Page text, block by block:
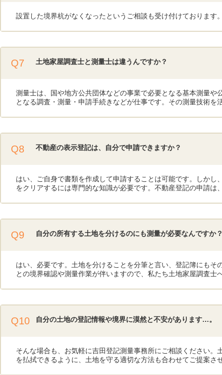
設置した境界杭がなくなったというご相談も受け付けておりま
Q7 土地家屋調査士と測量士は違うんですか？
測量士は、国や地方公共団体などの事業で必要となる基本測量
となる調査・測量・申請手続きなどが仕事です。その測量技術を
Q8 不動産の表示登記は、自分で申請できますか？
はい、ご自身で書類を作成して申請することは可能です。しか
をクリアするには専門的な知識が必要です。不動産登記の申請は
Q9 自分の所有する土地を分けるのにも測量が必要なんですか
はい、必要です。土地を分けることを分筆と言い、登記簿にも
との境界確認や測量作業が伴いますので、私たち土地家屋調査士
Q10 自分の土地の登記情報や境界に漠然と不安があります…。
そんな場合も、お気軽に吉田登記測量事務所にご相談ください
を払拭できるように、土地を守る適切な方法も合わせてご提案さ